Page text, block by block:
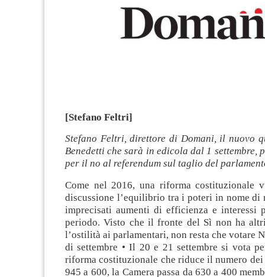
[Stefano Feltri]
Stefano Feltri, direttore di Domani, il nuovo
Benedetti che sarà in edicola dal 1 settembre,
per il no al referendum sul taglio del
Come nel 2016, una riforma costituzionale vuole mettere in discussione l’equilibrio tra i poteri in nome di risparmi risibili, imprecisati aumenti di efficienza e interessi politici di breve periodo. Visto che il fronte del Sì non ha altri argomenti che l’ostilità ai parlamentari, non resta che votare No al referendum di settembre • Il 20 e 21 settembre si vota per confermare la riforma costituzionale che riduce il numero dei parlamentari da 945 a 600, la Camera passa da 630 a 400 membri e il Senato da 315 a 200. Il governo promette che la riforma porterà “un miglioramento del processo decisionale” delle camere e ridurrà i costi della politica. • L’onere dell’argomentazione, nel caso dei referendum costituzionali, spetta a chi promuove la riforma. E in questo caso non ci sono argomentazioni, se non una generica ostilità verso il parlamento. Molti voteranno pensando soltanto alle ricadute politiche sul governo (la vittoria del No metterebbe in difficoltà i Cinque stelle). Come nel 2016, io voterò No per difendere la Costituzione da riforme pensate soltanto per logiche di consenso di breve periodo, in nome di risparmi irrisori e miglioramenti di efficienza che neppure gli autori della riforma sanno spiegare. • Se vince il Sì, nel breve periodo le camere rischieranno di essere paralizzate: servirà una nuova legge elettorale, nuovi collegi, nuovi regolamenti parlamentari. Neppure i promotori della riforma hanno mai spiegato da dove arriverebbe la maggiore efficienza. E i tagli di 100 milioni all’anno sono irrisori, soltanto l’ultimo salvataggio di Alitalia vale trent’anni di risparmi sul costo delle camere. Dopo aver assistito all’indegno spettacolo di parlamentari strapagati che chiedono di nascosto il bonus da 600 euro per i professionisti in difficoltà risulta difficile avere una discussione serena sul referendum costituzionale del 20 e 21 settembre. Eppure è necessario, perché la nostra democrazia rappresentativa, costruita faticosamente sulle macerie del fascismo e della guerra, si regge sui rappresentanti e sulla partecipazione informata dei rappresentati, cioè noi elettori. Il quesito del referendum riguarda l’approvazione di una riforma costituzionale promossa dal Movimento 5 stelle e approvata con una larga maggioranza dai due rami del parlamento, che riduce il numero dei deputati da 630 a 400 e quello dei senatori da 315 a 200. A quale scopo? La risposta la prendiamo dal sito del dipartimento per le Riforme istituzionali, guidato prima dal ministro Riccardo Fraccaro (che era anche ministro per la “democrazia diretta”) e ora affidato a Federico D’Incà, entrambi Cinque stelle: “L’obiettivo è duplice: da un lato favorire un miglioramento del processo decisionale delle camere per renderle più capaci di rispondere alle esigenze dei cittadini e dall’altro ridurre il costo della politica (con un risparmio stimato di circa 500 milioni di euro in una Legislatura)”. Se questi sono gli obiettivi, per decidere come votare a settembre bisogna rispondere a qualche domanda: la riforma proposta permette di favorire il processo decisionale? Rende le camere più capaci di rispondere alle esigenze dei cittadini? Riduce i costi della politica? Se la risposta a queste domande è positiva, allora può essere conveniente ridurre il numero degli eletti, anche accettando che un minore numero di parlamentari equivale a una minore rappresentanza degli elettori. Quindi, in assenza della democrazia diretta promessa dai Cinque stelle (sperimentata con risultati dubbi sulla piattaforma Rousseau), a una minore possibilità di essere parte del processo decisionale. L’aspetto curioso è che neppure i promotori della riforma provano a dimostrare che l’impatto sarà quello promesso. I dossier di documentazione della Camera e quelli presenti sul sito del ministero dedicano molte pagine ai confronti internazionali (per dimostrare che anche 600 parlamentari non sono così pochi), alla dimensione dei collegi elettorali, al nuovo ruolo degli italiani all’estero (che non si è mai capito perché votino nelle elezioni di un paese nel quale non vivono). Ma sulla maggiore efficienza non c’è una virgola. Sulla capacità di un parlamento più piccolo di essere maggiormente rappresentativo non si trova un solo paragrafo. E solo un certo provincialismo porta a comparare le camere ridotte con il Congresso degli Stati Uniti (435 deputati e 100 senatori), che è il parlamento di uno stato federale in una repubblica presidenziale, quindi non c’entra nulla con quello italiano. L’argomento dei costi, poi, è privo di senso: 500 milioni ogni cinque anni fanno 100 milioni all’anno. Senza un solo minuto di dibattito parlamentare, il governo Conte II ha deciso di nazionalizzare per l’ennesima volta Alitalia con un investimento pubblico di 3 miliardi in una compagnia decotta. Quindi ha bruciato trent’anni di risparmi dal taglio dei parlamentari, almeno sei legislature. Se 100 milioni all’anno su un bilancio pubblico da 800 miliardi sono considerati un risparmio rilevante, allora facciamo anche un referendum su Alitalia. Il governo e le forze politiche che hanno sostenuto la riforma, in primis Cinque stelle e Lega, non hanno alcun vero argomento a sostegno del taglio dei parlamentari. Citano tutti i tentativi precedenti di variare il numero di deputati e senatori nei decenni, a dimostrazione che loro, finalmente, ci stanno riuscendo. Ma non spiegano perché il parlamento sarà migliore con meno membri. Un parlamento più piccolo sembra funzionale soltanto a un disegno, abborracciato e ormai destinato a rimanere incompiuto, dei Cinque stelle di introdurre forme di democrazia diretta o almeno poco mediata, come il referendum propositivo, attraverso il progressivo svuotamento dei canali della democrazia rappresentativa. Ma nel contesto attuale non si capisce che beneficio dovrebbe trarre l’elettore dal fatto di perdere un po’ di parlamentari. Nel breve periodo ci sarebbero sicuramente problemi: la legge elettorale da rifare, i regolamenti parlamentari da adeguare, i collegi elettorali da ridisegnare. Ma neppure nel lungo periodo è chiaro perché l’efficienza dovrebbe aumentare o la qualità del personale politico migliorare. Di sicuro in questi anni il parlamento è stato svuotato di competenze e autorevolezza, anche per colpa dei parlamentari che lo compongono, scelti dai segretari di partito (o più o meno a caso, tra i Cinque stelle) invece che dagli elettori, e dai governi che hanno abusato dei decreti legge fino all’ultima evoluzione: il ricorso ai dpcm, i decreti della presidenza del Consiglio utilizzati dal premier, Giuseppe Conte, che non passano neppure dal parlamento per la conversione, come invece accade per i decreti legge. È chiaro che in questa prospettiva il parlamento è pletorico: ma allora invece che 600 deputati teniamone soltanto sessanta, come omaggio puramente simbolico a un’epoca in cui il parlamento qualcosa contava. A che servono 600 deputati e senatori a cui ormai non viene più concesso neppure il tempo di leggere il testo della legge di bilancio, il provvedimento più importante dell’anno, prima di votarla? Gli elettori italiani hanno già votato sulla riduzione del numero dei parlamentari, nel 2006 (riforma di centrodestra) e nel 2016 (riforma del centrosinistra renziano), in entrambi i casi si sono opposti. Perché gli scenari alternativi a quello attuale erano addirittura peggiori.